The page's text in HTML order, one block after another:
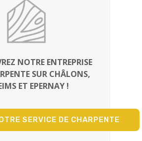
NOTRE ENTREPRISE
SUR CHÂLONS,
ET EPERNAY !
SERVICE DE CHARPENTE